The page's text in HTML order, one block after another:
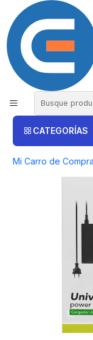
CATEGORÍAS
Mi Carro de
Inicio Productos
Cargador Universal
ElectroMundo